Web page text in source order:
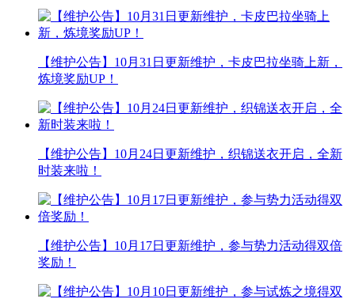
【维护公告】10月31日更新维护，卡皮巴拉坐骑上新，
炼境奖励UP！
【维护公告】10月24日更新维护，织锦送衣开启，全新
时装来啦！
【维护公告】10月17日更新维护，参与势力活动得双倍
奖励！